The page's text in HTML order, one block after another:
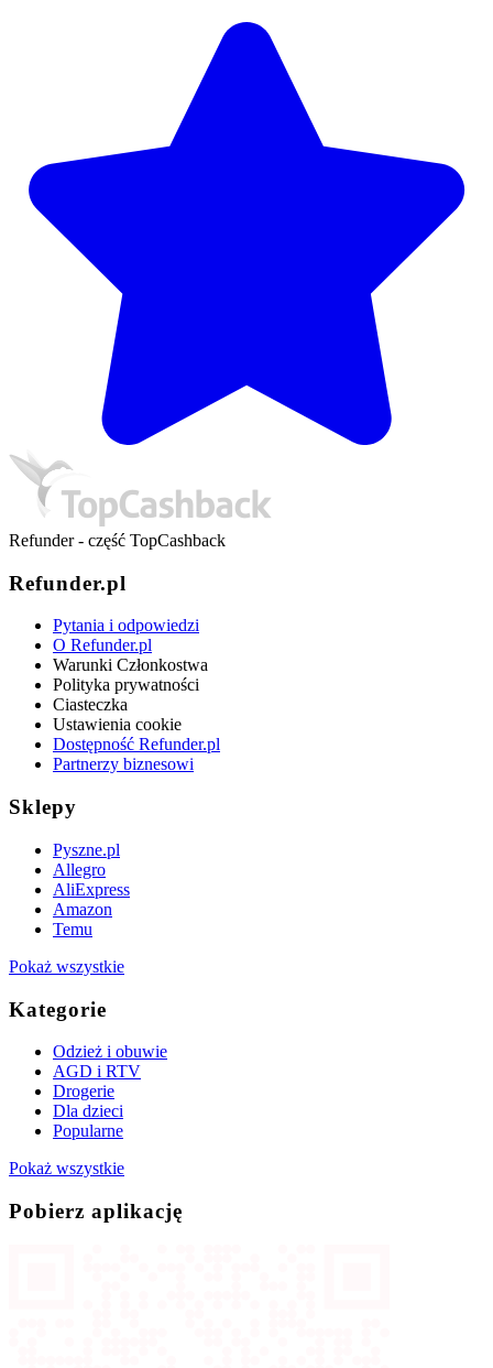
Refunder - część TopCashback
Refunder.pl
Pytania i odpowiedzi
O Refunder.pl
Warunki Członkostwa
Polityka prywatności
Ciasteczka
Ustawienia cookie
Dostępność Refunder.pl
Partnerzy biznesowi
Sklepy
Pyszne.pl
Allegro
AliExpress
Amazon
Temu
Pokaż wszystkie
Kategorie
Odzież i obuwie
AGD i RTV
Drogerie
Dla dzieci
Popularne
Pokaż wszystkie
Pobierz aplikację